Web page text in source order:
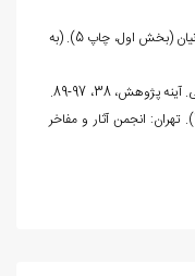
• کرمانی، ناظم الاسلام. (1376). تاریخ بیداری ایرانیان (بخش اول، چاپ 5). (به
• نصیری، محمدرضا. (1384). اثرآفرینان (جلد 3). تهران: انجمن آثار و مفاخر